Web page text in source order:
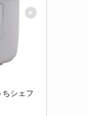
ちシェフ